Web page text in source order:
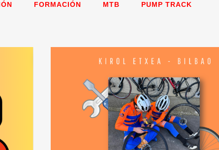
FORMACIÓN MTB
PUMP TRACK